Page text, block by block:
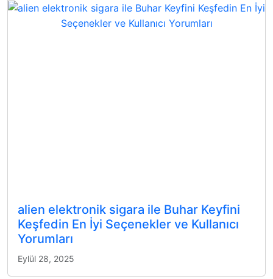
alien elektronik sigara ile Buhar Keyfini
Keşfedin En İyi Seçenekler ve Kullanıcı
Yorumları
Eylül 28, 2025